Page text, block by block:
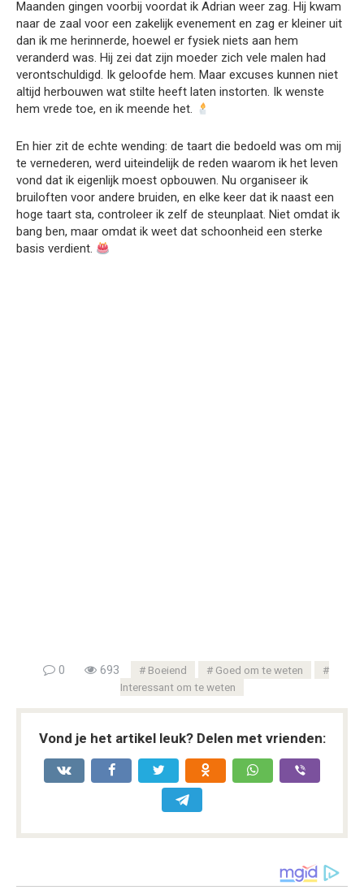
Maanden gingen voorbij voordat ik Adrian weer zag. Hij kwam
naar de zaal voor een zakelijk evenement en zag er kleiner uit
dan ik me herinnerde, hoewel er fysiek niets aan hem
veranderd was. Hij zei dat zijn moeder zich vele malen had
verontschuldigd. Ik geloofde hem. Maar excuses kunnen niet
altijd herbouwen wat stilte heeft laten instorten. Ik wenste
hem vrede toe, en ik meende het.
En hier zit de echte wending: de taart die bedoeld was om mij
te vernederen, werd uiteindelijk de reden waarom ik het leven
vond dat ik eigenlijk moest opbouwen. Nu organiseer ik
bruiloften voor andere bruiden, en elke keer dat ik naast een
hoge taart sta, controleer ik zelf de steunplaat. Niet omdat ik
bang ben, maar omdat ik weet dat schoonheid een sterke
basis verdient.
0 693 Boeiend
Goed om te weten
Interessant om te weten
Vond je het artikel leuk? Delen met vrienden: